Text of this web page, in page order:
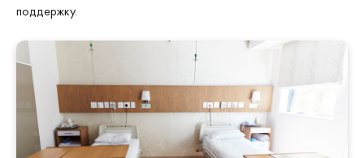
поддержку.